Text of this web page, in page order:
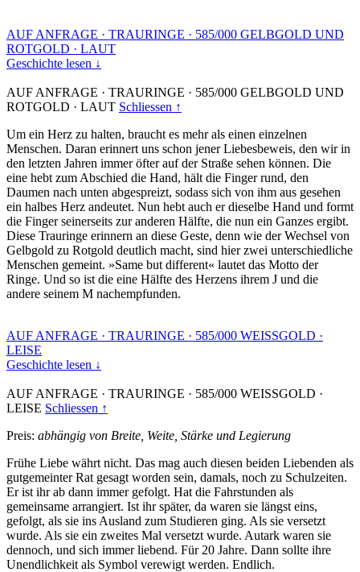
AUF ANFRAGE · TRAURINGE · 585/000 GELBGOLD UND
ROTGOLD · LAUT
Geschichte lesen ↓
AUF ANFRAGE · TRAURINGE · 585/000 GELBGOLD UND
ROTGOLD · LAUT Schliessen ↑
Um ein Herz zu halten, braucht es mehr als einen einzelnen
Menschen. Daran erinnert uns schon jener Liebesbeweis, den wir in
den letzten Jahren immer öfter auf der Straße sehen können. Die
eine hebt zum Abschied die Hand, hält die Finger rund, den
Daumen nach unten abgespreizt, sodass sich von ihm aus gesehen
ein halbes Herz andeutet. Nun hebt auch er dieselbe Hand und formt
die Finger seinerseits zur anderen Hälfte, die nun ein Ganzes ergibt.
Diese Trauringe erinnern an diese Geste, denn wie der Wechsel von
Gelbgold zu Rotgold deutlich macht, sind hier zwei unterschiedliche
Menschen gemeint. »Same but different« lautet das Motto der
Ringe. Und so ist die eine Hälfte des Herzens ihrem J und die
andere seinem M nachempfunden.
AUF ANFRAGE · TRAURINGE · 585/000 WEISSGOLD ·
LEISE
Geschichte lesen ↓
AUF ANFRAGE · TRAURINGE · 585/000 WEISSGOLD ·
LEISE Schliessen ↑
Preis: abhängig von Breite, Weite, Stärke und Legierung
Frühe Liebe währt nicht. Das mag auch diesen beiden Liebenden als
gutgemeinter Rat gesagt worden sein, damals, noch zu Schulzeiten.
Er ist ihr ab dann immer gefolgt. Hat die Fahrstunden als
gemeinsame arrangiert. Ist ihr später, da waren sie längst eins,
gefolgt, als sie ins Ausland zum Studieren ging. Als sie versetzt
wurde. Als sie ein zweites Mal versetzt wurde. Autark waren sie
dennoch, und sich immer liebend. Für 20 Jahre. Dann sollte ihre
Unendlichkeit als Symbol verewigt werden. Endlich.